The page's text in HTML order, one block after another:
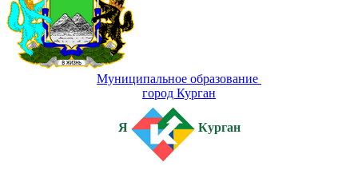
Муниципальное образование
город Курган
Я Курган